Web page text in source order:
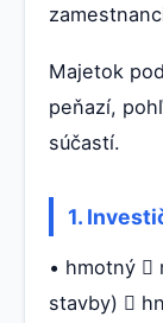
Majetok
peňazí,
súčastí.
1.
• hmotný 
stavby) 